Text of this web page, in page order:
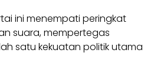
ini menempati peringkat
suara, mempertegas
satu kekuatan politik utama